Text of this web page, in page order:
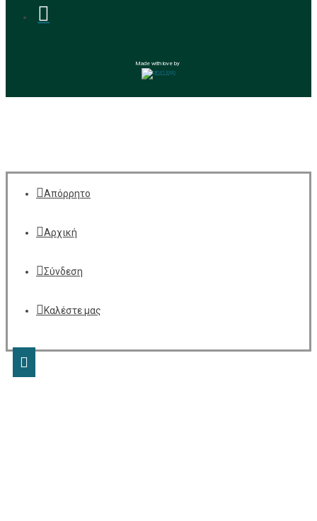
Made with love by
Απόρρητο
Αρχική
Σύνδεση
Καλέστε μας